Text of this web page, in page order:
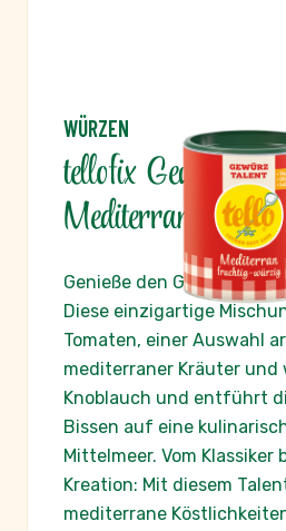
WÜRZEN
tellofix Gewürz
Mediterran
Genieße den Geschmack
Diese einzigartige
Tomaten, einer Auswahl
mediterraner Kräuter und
Knoblauch und entführt
Bissen auf eine
Mittelmeer. Vom Klassiker
Kreation: Mit diesem
mediterrane